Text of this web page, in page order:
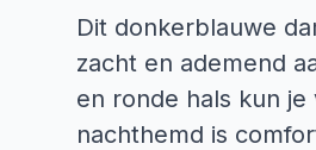
Dit donkerblauwe
zacht en ademend
en ronde hals kun
nachthemd is